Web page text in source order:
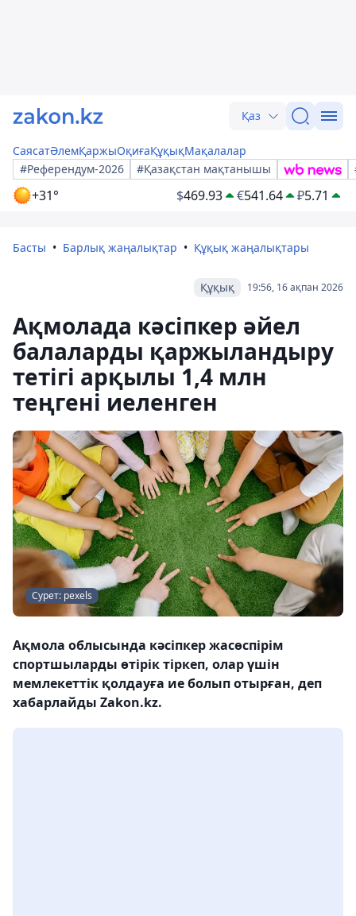
Қаз
СаясатӘлемҚаржыОқиғаҚұқықМақалалар
#Референдум-2026
#Қазақстан мақтанышы
+31° $469.93 €541.64 ₽5.71
Басты Барлық жаңалықтар Құқық жаңалықтары
19:56, 16 ақпан 2026
Құқық
Ақмолада кәсіпкер әйел
балаларды қаржыландыру
тетігі арқылы 1,4 млн
теңгені иеленген
Сурет: pexels
Ақмола облысында кәсіпкер жасөспірім
спортшыларды өтірік тіркеп, олар үшін
мемлекеттік қолдауға ие болып отырған, деп
хабарлайды Zakon.kz.